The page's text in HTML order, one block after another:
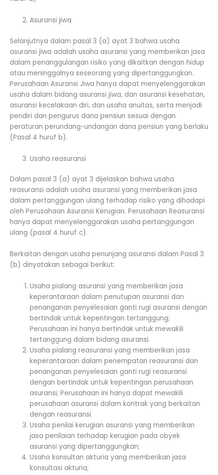
Asuransi jiwa
Selanjutnya dalam pasal 3 (a) ayat 3 bahwa usaha
asuransi jiwa adalah usaha asuransi yang memberikan jasa
dalam penanggulangan risiko yang dikaitkan dengan hidup
atau meninggalnya seseorang yang dipertanggungkan.
Perusahaan Asuransi Jiwa hanya dapat menyelenggarakan
usaha dalam bidang asuransi jiwa, dan asuransi kesehatan,
asuransi kecelakaan diri, dan usaha anuitas, serta menjadi
pendiri dan pengurus dana pensiun sesuai dengan
peraturan perundang-undangan dana pensiun yang berlaku
(Pasal 4 huruf b).
Usaha reasuransi
Dalam pasal 3 (a) ayat 3 dijelaskan bahwa usaha
reasuransi adalah usaha asuransi yang memberikan jasa
dalam pertanggungan ulang terhadap risiko yang dihadapi
oleh Perusahaan Asuransi Kerugian. Perusahaan Reasuransi
hanya dapat menyelenggarakan usaha pertanggungan
ulang (pasal 4 huruf c).
Berkaitan dengan usaha penunjang asuransi dalam Pasal 3
(b) dinyatakan sebagai berikut:
Usaha pialang asuransi yang memberikan jasa
keperantaraan dalam penutupan asuransi dan
penanganan penyelesaian ganti rugi asuransi dengan
bertindak untuk kepentingan tertanggung;
Perusahaan ini hanya bertindak untuk mewakili
tertanggung dalam bidang asuransi.
Usaha pialang reasuransi yang memberikan jasa
keperantaraan dalam penempatan reasuransi dan
penanganan penyelesaian ganti rugi reasuransi
dengan bertindak untuk kepentingan perusahaan
asuransi; Perusahaan ini hanya dapat mewakili
perusahaan asuransi dalam kontrak yang berkaitan
dengan reasuransi.
Usaha penilai kerugian asuransi yang memberikan
jasa penilaian terhadap kerugian pada obyek
asuransi yang dipertanggungkan;
Usaha konsultan akturia yang memberikan jasa
konsultasi akturia;